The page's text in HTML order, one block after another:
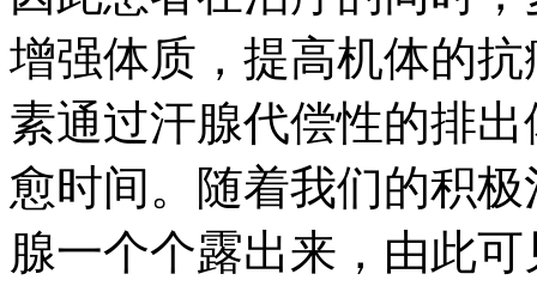
增强体质，提高机体的
素通过汗腺代偿性的排
愈时间。随着我们的积
腺一个个露出来，由此